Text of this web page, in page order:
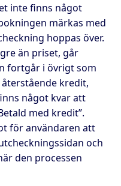
inte finns något
märkas med
hoppas över.
än priset, går
fortgår i övrigt som
kredit,
något kvar att
med kredit”.
för användaren att
och
den processen